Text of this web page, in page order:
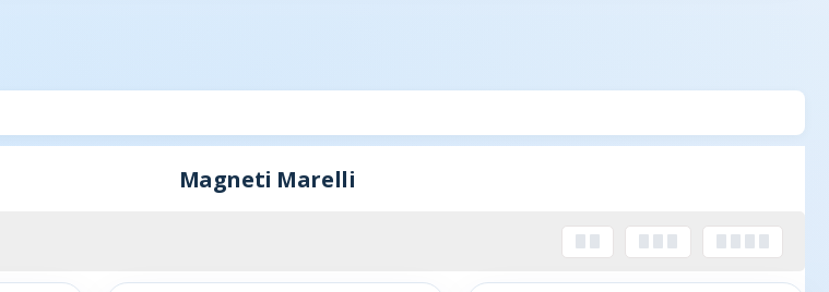
Magneti Marelli